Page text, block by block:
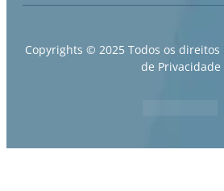
Copyrights © 2025 Todos os direitos
de Privacidade